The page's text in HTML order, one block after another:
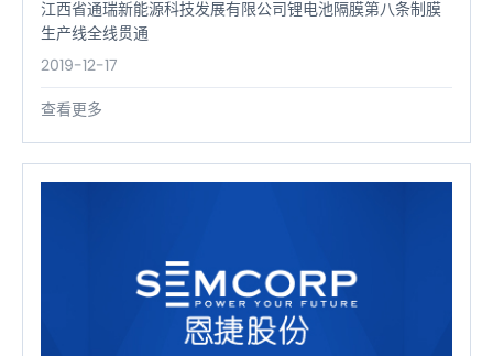
江西省通瑞新能源科技发展有限公司锂电池隔膜第八条制膜
生产线全线贯通
2019-12-17
查看更多